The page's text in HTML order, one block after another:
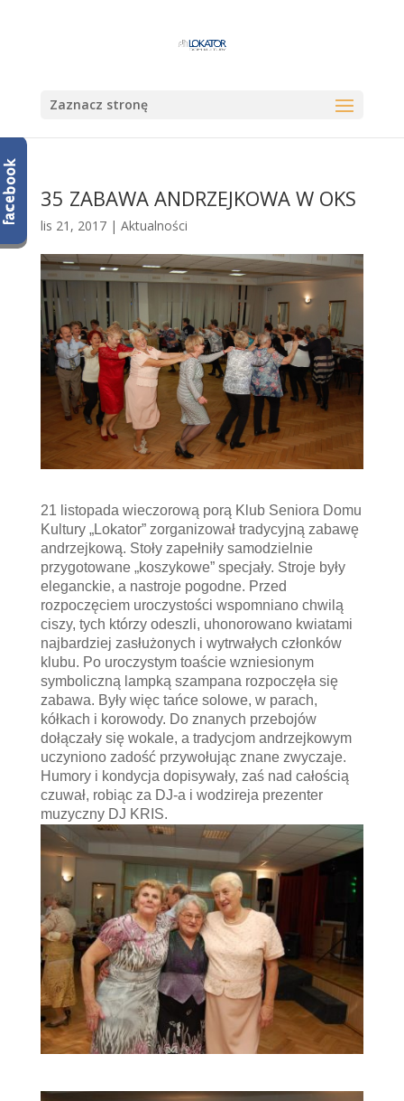
Zaznacz stronę
35 ZABAWA ANDRZEJKOWA W OKS
lis 21, 2017| Aktualności
21 listopada wieczorową porą Klub Seniora Domu
Kultury „Lokator” zorganizował tradycyjną zabawę
andrzejkową. Stoły zapełniły samodzielnie
przygotowane „koszykowe” specjały. Stroje były
eleganckie, a nastroje pogodne. Przed
rozpoczęciem uroczystości wspomniano chwilą
ciszy, tych którzy odeszli, uhonorowano kwiatami
najbardziej zasłużonych i wytrwałych członków
klubu. Po uroczystym toaście wzniesionym
symboliczną lampką szampana rozpoczęła się
zabawa. Były więc tańce solowe, w parach,
kółkach i korowody. Do znanych przebojów
dołączały się wokale, a tradycjom andrzejkowym
uczyniono zadość przywołując znane zwyczaje.
Humory i kondycja dopisywały, zaś nad całością
czuwał, robiąc za DJ-a i wodzireja prezenter
muzyczny DJ KRIS.